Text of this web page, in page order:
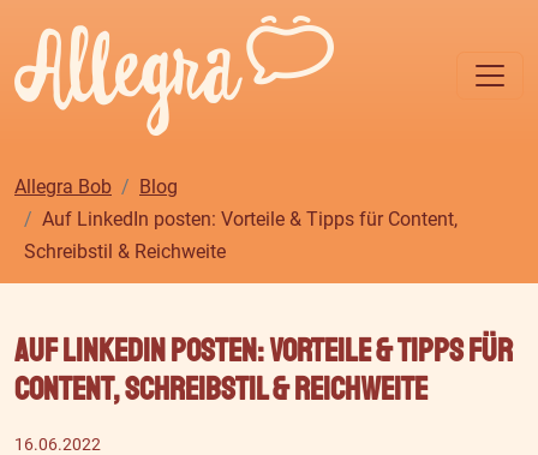
Allegra Bob
Blog
Auf LinkedIn posten: Vorteile & Tipps für Content,
Schreibstil & Reichweite
Auf LinkedIn posten: Vorteile & Tipps für
Content, Schreibstil & Reichweite
16.06.2022